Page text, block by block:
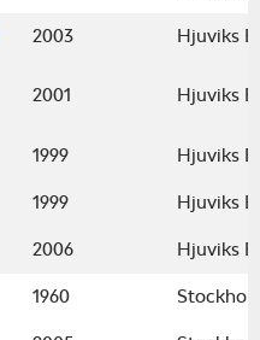
2003 Hjuviks
2001 Hjuviks
1999 Hjuviks
1999 Hjuviks
2006 Hjuviks
1960